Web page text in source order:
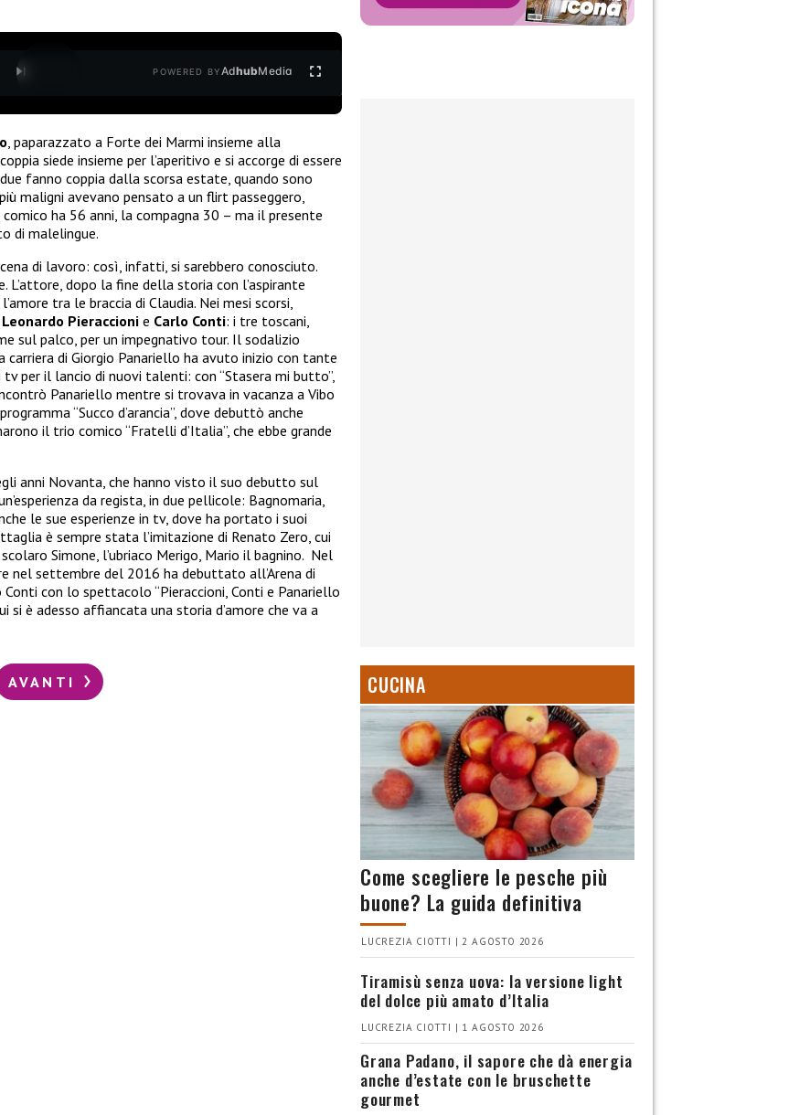
POWERED BYAdhubMedia
, paparazzato a Forte dei Marmi insieme alla
siede insieme per l’aperitivo e si accorge di essere
fanno coppia dalla scorsa estate, quando sono
maligni avevano pensato a un flirt passeggero,
ha 56 anni, la compagna 30 – ma il presente
di malelingue.
di lavoro: così, infatti, si sarebbero conosciuto.
L’attore, dopo la fine della storia con l’aspirante
tra le braccia di Claudia. Nei mesi scorsi,
Leonardo Pieraccioni e Carlo Conti: i tre toscani,
sul palco, per un impegnativo tour. Il sodalizio
di Giorgio Panariello ha avuto inizio con tante
per il lancio di nuovi talenti: con “Stasera mi butto”,
Panariello mentre si trovava in vacanza a Vibo
“Succo d’arancia”, dove debuttò anche
il trio comico “Fratelli d’Italia”, che ebbe grande
anni Novanta, che hanno visto il suo debutto sul
da regista, in due pellicole: Bagnomaria,
le sue esperienze in tv, dove ha portato i suoi
è sempre stata l’imitazione di Renato Zero, cui
Simone, l’ubriaco Merigo, Mario il bagnino. Nel
nel settembre del 2016 ha debuttato all’Arena di
Conti con lo spettacolo “Pieraccioni, Conti e Panariello
si è adesso affiancata una storia d’amore che va a
AVANTI CUCINA
Come scegliere le pesche più
buone? La guida definitiva
LUCREZIA CIOTTI | 2 AGOSTO 2026
Tiramisù senza uova: la versione light
del dolce più amato d’Italia
LUCREZIA CIOTTI | 1 AGOSTO 2026
Grana Padano, il sapore che dà energia
anche d’estate con le bruschette
gourmet